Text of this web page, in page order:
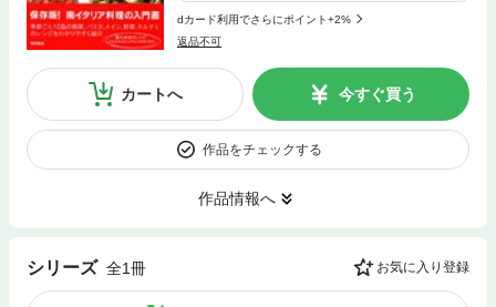
dカード利用でさらにポイント+2%
返品不可
カートへ 今すぐ買う
作品をチェックする
作品情報へ
シリーズ 全1冊 お気に入り登録